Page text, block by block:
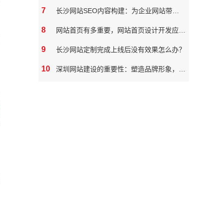
7
8
9 长沙网站定制完成上线后没有效果怎么办？
10